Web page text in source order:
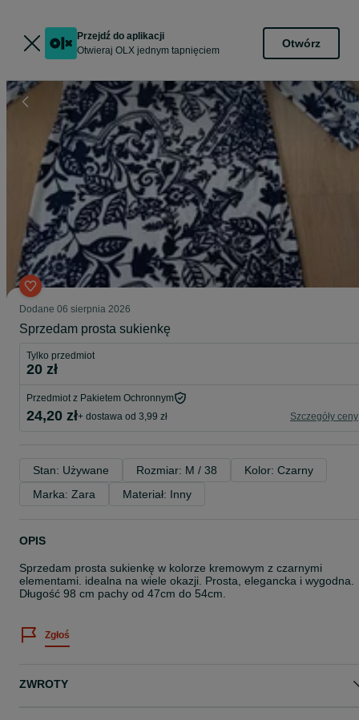
Przejdź do aplikacji
Otwieraj OLX jednym tapnięciem
Otwórz
Dodane 06 sierpnia 2026
Sprzedam prosta sukienkę
Tylko przedmiot
20 zł
Przedmiot z Pakietem Ochronnym
24,20 zł+ dostawa od 3,99 zł Szczegóły ceny
Stan: Używane Rozmiar: M / 38
Kolor: Czarny
Marka: Zara
Materiał: Inny
OPIS
Sprzedam prosta sukienkę w kolorze kremowym z czarnymi
elementami. idealna na wiele okazji. Prosta, elegancka i wygodna.
Długość 98 cm pachy od 47cm do 54cm.
Zgłoś
ZWROTY